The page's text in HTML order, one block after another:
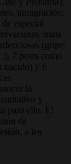
inmigración,
especial
mala
(gripe,
7 posts como
nacido) y 6
la
y
para ello. El
de
a los